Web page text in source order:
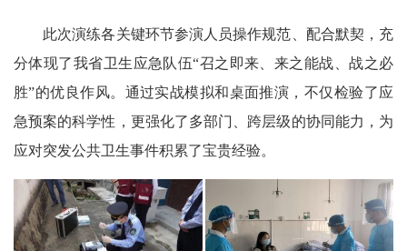
此次演练各关键环节参演人员操作规范、配合默契，充
分体现了我省卫生应急队伍“召之即来、来之能战、战之必
胜”的优良作风。通过实战模拟和桌面推演，不仅检验了应
急预案的科学性，更强化了多部门、跨层级的协同能力，为
应对突发公共卫生事件积累了宝贵经验。